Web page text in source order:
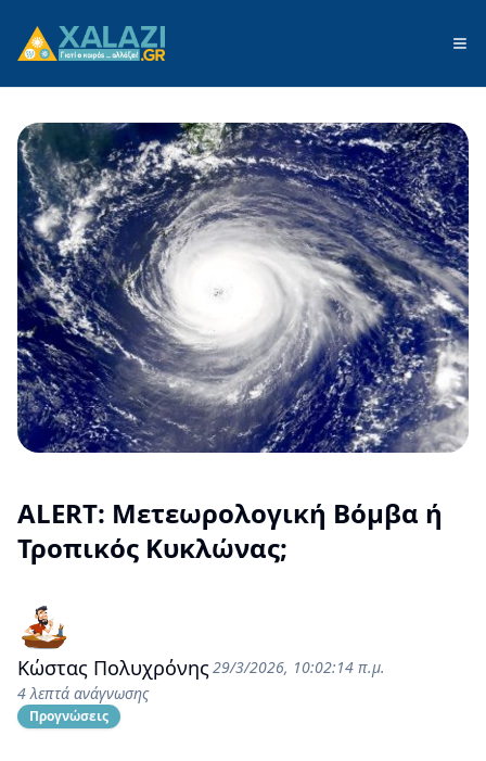
ALERT: Μετεωρολογική Βόμβα ή
Τροπικός Κυκλώνας;
Κώστας Πολυχρόνης 29/3/2026, 10:02:14 π.μ.
4 λεπτά ανάγνωσης
Προγνώσεις